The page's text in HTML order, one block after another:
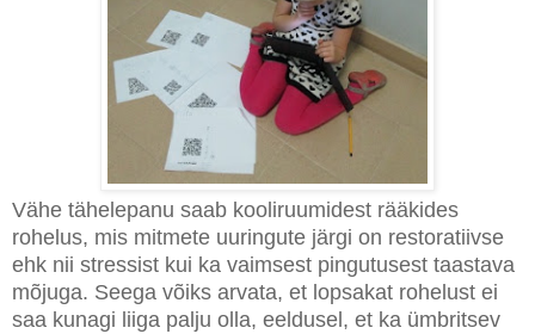
Vähe tähelepanu saab kooliruumidest rääkides
rohelus, mis mitmete uuringute järgi on restoratiivse
ehk nii stressist kui ka vaimsest pingutusest taastava
mõjuga. Seega võiks arvata, et lopsakat rohelust ei
saa kunagi liiga palju olla, eeldusel, et ka ümbritsev